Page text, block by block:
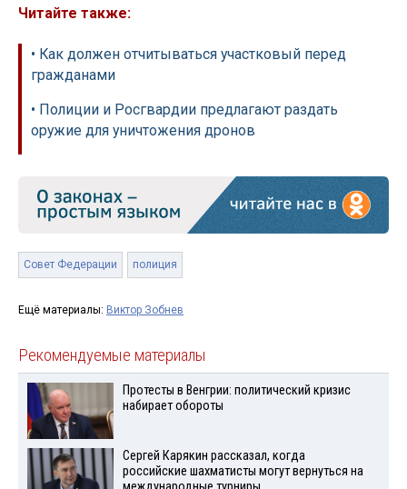
Читайте также:
• Как должен отчитываться участковый перед
гражданами
• Полиции и Росгвардии предлагают раздать
оружие для уничтожения дронов
Совет Федерации полиция
Ещё материалы: Виктор Зобнев
Рекомендуемые материалы
Протесты в Венгрии: политический кризис
набирает обороты
Сергей Карякин рассказал, когда
российские шахматисты могут вернуться на